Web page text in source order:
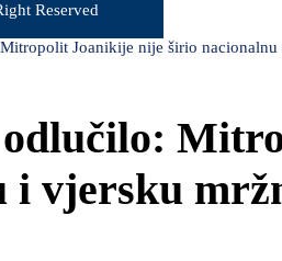
Reserved
Joanikije nije širio
i vjersku